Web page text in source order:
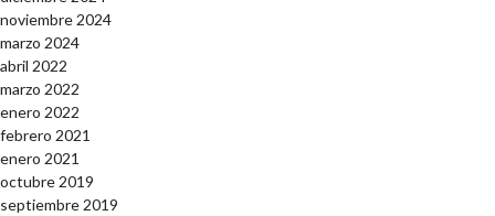
noviembre 2024
marzo 2024
abril 2022
marzo 2022
enero 2022
febrero 2021
enero 2021
octubre 2019
septiembre 2019